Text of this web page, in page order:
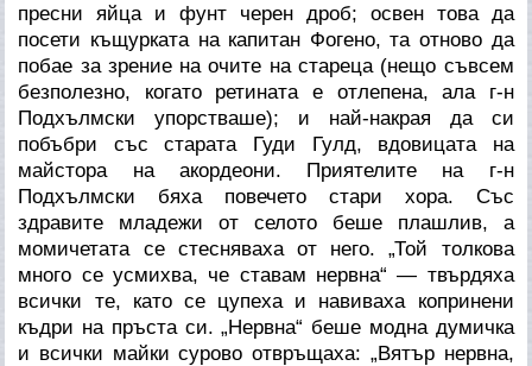
пресни яйца и фунт черен дроб; освен това да
посети къщурката на капитан Фогено, та отново да
побае за зрение на очите на стареца (нещо съвсем
безполезно, когато ретината е отлепена, ала г-н
Подхълмски упорстваше); и най-накрая да си
побъбри със старата Гуди Гулд, вдовицата на
майстора на акордеони. Приятелите на г-н
Подхълмски бяха повечето стари хора. Със
здравите младежи от селото беше плашлив, а
момичетата се стесняваха от него. „Той толкова
много се усмихва, че ставам нервна“ — твърдяха
всички те, като се цупеха и навиваха копринени
къдри на пръста си. „Нервна“ беше модна думичка
и всички майки сурово отвръщаха: „Вятър нервна,